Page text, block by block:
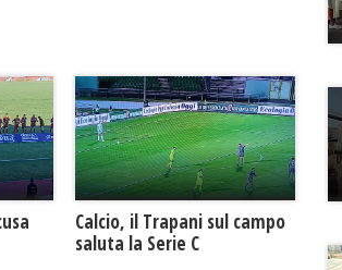
Calcio, il Trapani sul campo
saluta la Serie C